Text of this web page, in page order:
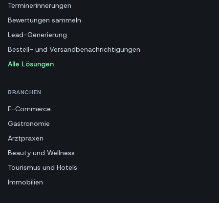
Terminerinnerungen
Bewertungen sammeln
Lead-Generierung
Bestell- und Versandbenachrichtigungen
Alle Lösungen
BRANCHEN
E-Commerce
Gastronomie
Arztpraxen
Beauty und Wellness
Tourismus und Hotels
Immobilien